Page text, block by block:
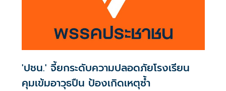
'ปชน.' จี้ยกระดับความปลอดภัยโรงเรียน
คุมเข้มอาวุธปืน ป้องเกิดเหตุซ้ำ